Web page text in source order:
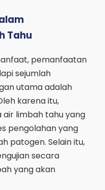
Tahu
pemanfaatan
sejumlah
utama adalah
karena itu,
limbah tahu yang
pengolahan yang
patogen. Selain itu,
secara
yang akan